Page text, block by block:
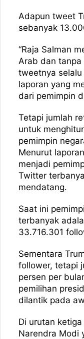
Adapun tweet
sebanyak
“Raja Salman
Arab dan
tweetnya selalu
laporan yang
dari pemimpin
Tetapi jumlah
untuk
pemimpin
Menurut
menjadi
Twitter
mendatang.
Saat ini
terbanyak
33.716.301
Sementara
follower, tetapi
persen per
pemilihan
dilantik pada
Di urutan
Narendra Modi